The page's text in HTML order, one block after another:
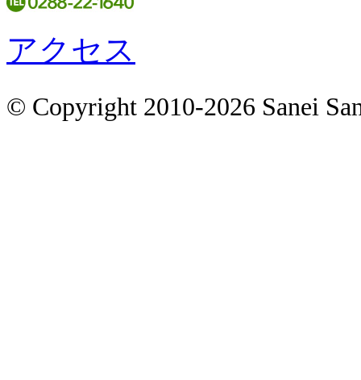
アクセス
© Copyright 2010-2026 Sanei